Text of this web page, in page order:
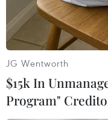
JG Wentworth
$15k In
Program"